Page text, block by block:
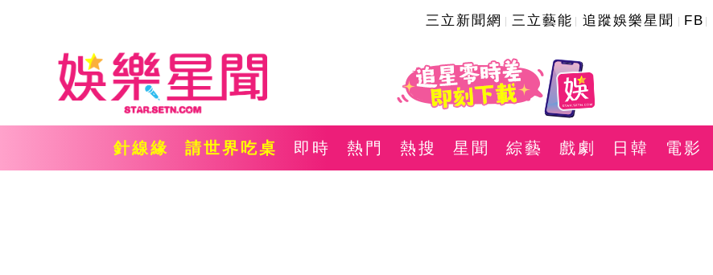
三立新聞網 三立藝能 追蹤娛樂星聞 FB
針線緣 請世界吃桌 即時 熱門 熱搜 星聞 綜藝 戲劇 日韓 電影